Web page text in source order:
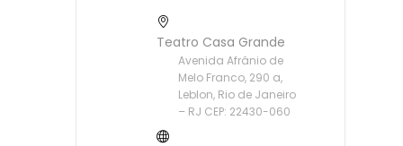
Teatro Casa Grande
Avenida Afrânio de
Melo Franco, 290 a,
Leblon, Rio de Janeiro
– RJ CEP: 22430-060